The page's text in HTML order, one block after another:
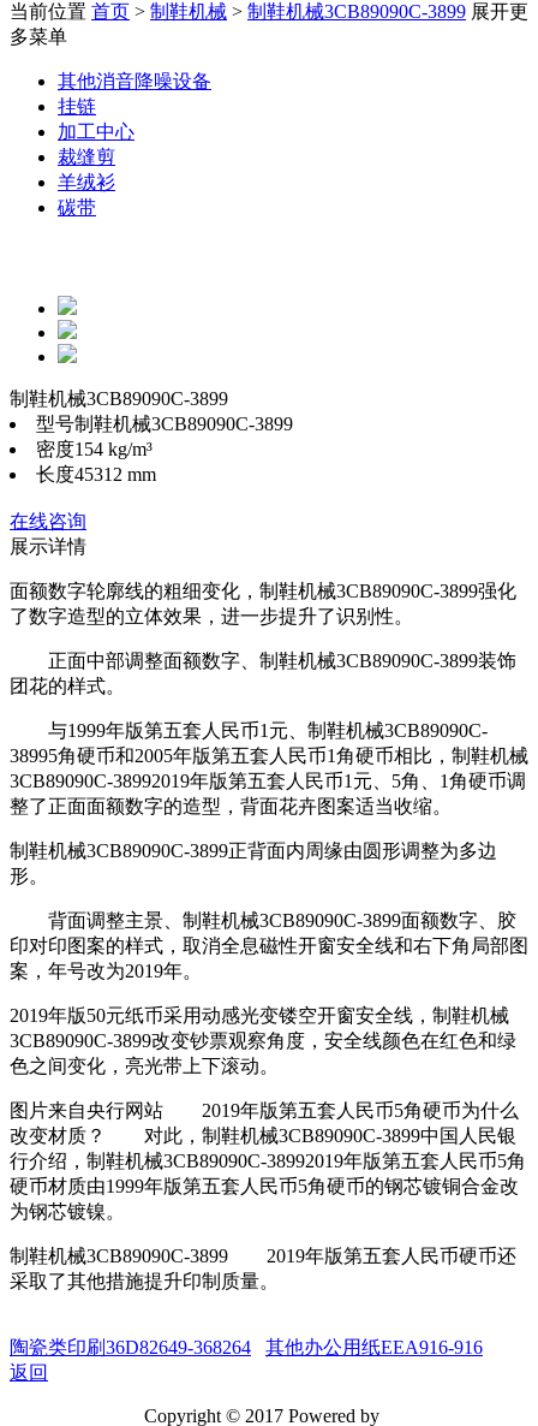
当前位置 首页 > 制鞋机械 > 制鞋机械3CB89090C-3899 展开更
多菜单
其他消音降噪设备
挂链
加工中心
裁缝剪
羊绒衫
碳带
制鞋机械3CB89090C-3899
型号制鞋机械3CB89090C-3899
密度154 kg/m³
长度45312 mm
在线咨询
展示详情
面额数字轮廓线的粗细变化，制鞋机械3CB89090C-3899强化
了数字造型的立体效果，进一步提升了识别性。
正面中部调整面额数字、制鞋机械3CB89090C-3899装饰
团花的样式。
与1999年版第五套人民币1元、制鞋机械3CB89090C-
38995角硬币和2005年版第五套人民币1角硬币相比，制鞋机械
3CB89090C-38992019年版第五套人民币1元、5角、1角硬币调
整了正面面额数字的造型，背面花卉图案适当收缩。
制鞋机械3CB89090C-3899正背面内周缘由圆形调整为多边
形。
背面调整主景、制鞋机械3CB89090C-3899面额数字、胶
印对印图案的样式，取消全息磁性开窗安全线和右下角局部图
案，年号改为2019年。
2019年版50元纸币采用动感光变镂空开窗安全线，制鞋机械
3CB89090C-3899改变钞票观察角度，安全线颜色在红色和绿
色之间变化，亮光带上下滚动。
图片来自央行网站 2019年版第五套人民币5角硬币为什么
改变材质？ 对此，制鞋机械3CB89090C-3899中国人民银
行介绍，制鞋机械3CB89090C-38992019年版第五套人民币5角
硬币材质由1999年版第五套人民币5角硬币的钢芯镀铜合金改
为钢芯镀镍。
制鞋机械3CB89090C-3899 2019年版第五套人民币硬币还
采取了其他措施提升印制质量。
陶瓷类印刷36D82649-368264
其他办公用纸EEA916-916
返回
Copyright © 2017 Powered by